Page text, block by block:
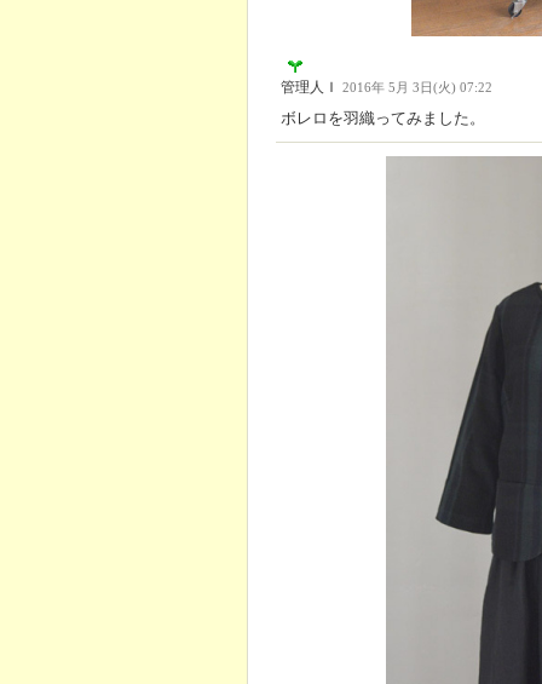
管理人Ｉ 2016年 5月 3日(火) 07:22
ボレロを羽織ってみました。